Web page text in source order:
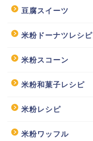
豆腐スイーツ
米粉ドーナツレシピ
米粉スコーン
米粉和菓子レシピ
米粉レシピ
米粉ワッフル